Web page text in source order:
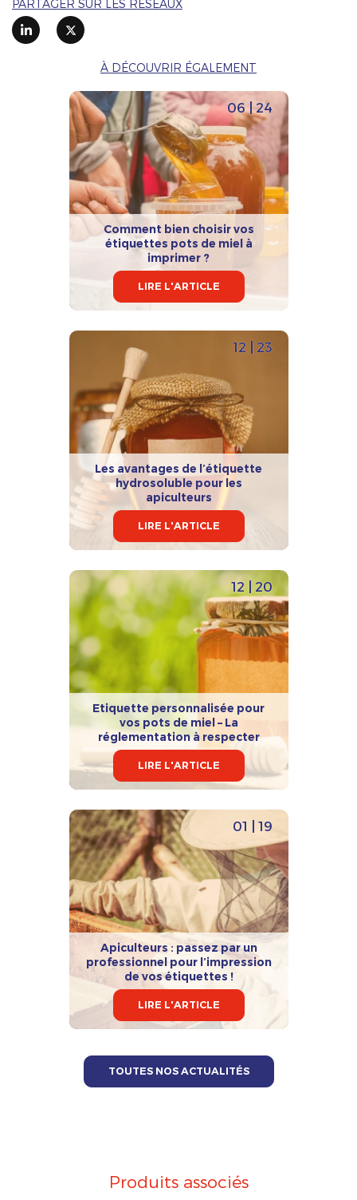
À DÉCOUVRIR ÉGALEMENT
06 | 24
Comment bien choisir vos
étiquettes pots de miel à
imprimer ?
LIRE L'ARTICLE
12 | 23
Les avantages de l’étiquette
hydrosoluble pour les
apiculteurs
LIRE L'ARTICLE
12 | 20
Etiquette personnalisée pour
vos pots de miel – La
réglementation à respecter
LIRE L'ARTICLE
01 | 19
Apiculteurs : passez par un
professionnel pour l’impression
de vos étiquettes !
LIRE L'ARTICLE
TOUTES NOS ACTUALITÉS
PARTAGER SUR LES RÉSEAUX
Produits associés